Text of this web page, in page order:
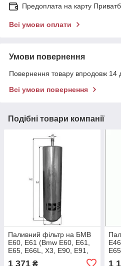
Предоплата на карту
Всі умови оплати
Умови повернення
Повернення товару впродовж 14
Всі умови повернення
Подібні товари компанії
Паливний фільтр на БМВ
Е60, Е61 (Bmw E60, E61,
E65, E66L, X3, E90, E91,
1 371 ₴ 1